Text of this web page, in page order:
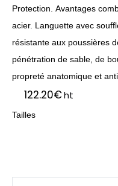
Protection. Avantages
acier. Languette avec
résistante aux poussières
pénétration de sable, de
propreté anatomique et
122.20€ht
Tailles